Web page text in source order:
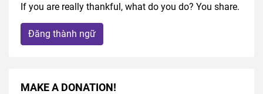
If you are really thankful, what do you do? You share.
Đăng thành ngữ
MAKE A DONATION!